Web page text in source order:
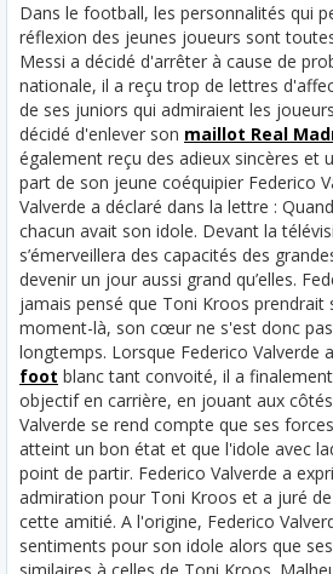
Dans le football, les personnalités qui
réflexion des jeunes joueurs sont
Messi a décidé d'arrêter à cause de
nationale, il a reçu trop de lettres
de ses juniors qui admiraient les
décidé d'enlever son maillot Real
également reçu des adieux sincères et
part de son jeune coéquipier Federico
Valverde a déclaré dans la lettre :
chacun avait son idole. Devant la
s’émerveillera des capacités des
devenir un jour aussi grand qu’elles.
jamais pensé que Toni Kroos prendrait
moment-là, son cœur ne s'est donc
longtemps. Lorsque Federico Valverde
foot blanc tant convoité, il a
objectif en carrière, en jouant aux
Valverde se rend compte que ses
atteint un bon état et que l'idole avec
point de partir. Federico Valverde a
admiration pour Toni Kroos et a juré
cette amitié. A l'origine, Federico
sentiments pour son idole alors que